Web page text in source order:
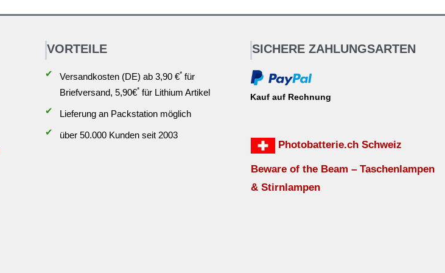
VORTEILE
✔ Versandkosten (DE) ab 3,90 €* für
Briefversand, 5,90€* für Lithium Artikel
✔
Lieferung an Packstation möglich
✔
über 50.000 Kunden seit 2003
SICHERE ZAHLUNGSARTEN
Kauf auf Rechnung
Photobatterie.ch Schweiz
Beware of the Beam – Taschenlampen
& Stirnlampen